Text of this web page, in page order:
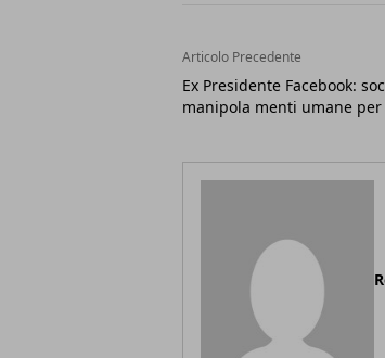
Articolo Precedente
Ex Presidente Facebook:
manipola menti umane